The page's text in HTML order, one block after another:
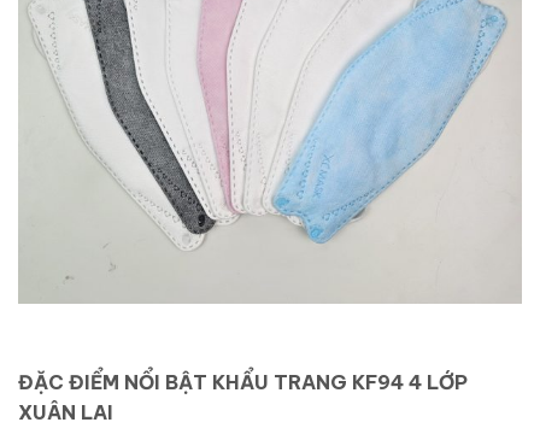
ĐẶC ĐIỂM NỔI BẬT KHẨU TRANG KF94 4 LỚP
XUÂN LAI